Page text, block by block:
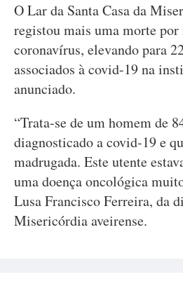
O Lar da Santa Casa da
registou mais uma morte
coronavírus, elevando para
associados à covid-19 na
anunciado.
“Trata-se de um homem de
diagnosticado a covid-19 e
madrugada. Este utente
uma doença oncológica
Lusa Francisco Ferreira, da
Misericórdia aveirense.